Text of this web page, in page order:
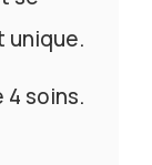
unique.
4 soins.